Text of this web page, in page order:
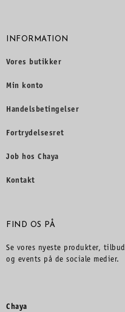
INFORMATION
Vores butikker
Min konto
Handelsbetingelser
Fortrydelsesret
Job hos Chaya
Kontakt
FIND OS PÅ
Se vores nyeste produkter, tilbud
og events på de sociale medier.
Chaya